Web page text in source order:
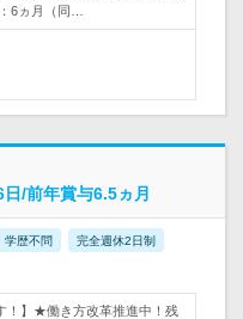
6ヵ月（同…
/前年賞与6.5ヵ月
学歴不問 完全週休2日制
！】★働き方改革推進中！残